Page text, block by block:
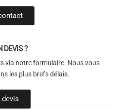
DEVIS ?
via notre formulaire. Nous vous
les plus brefs délais.
devis